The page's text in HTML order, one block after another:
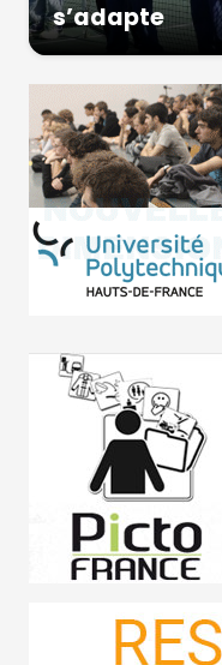
s’adapte